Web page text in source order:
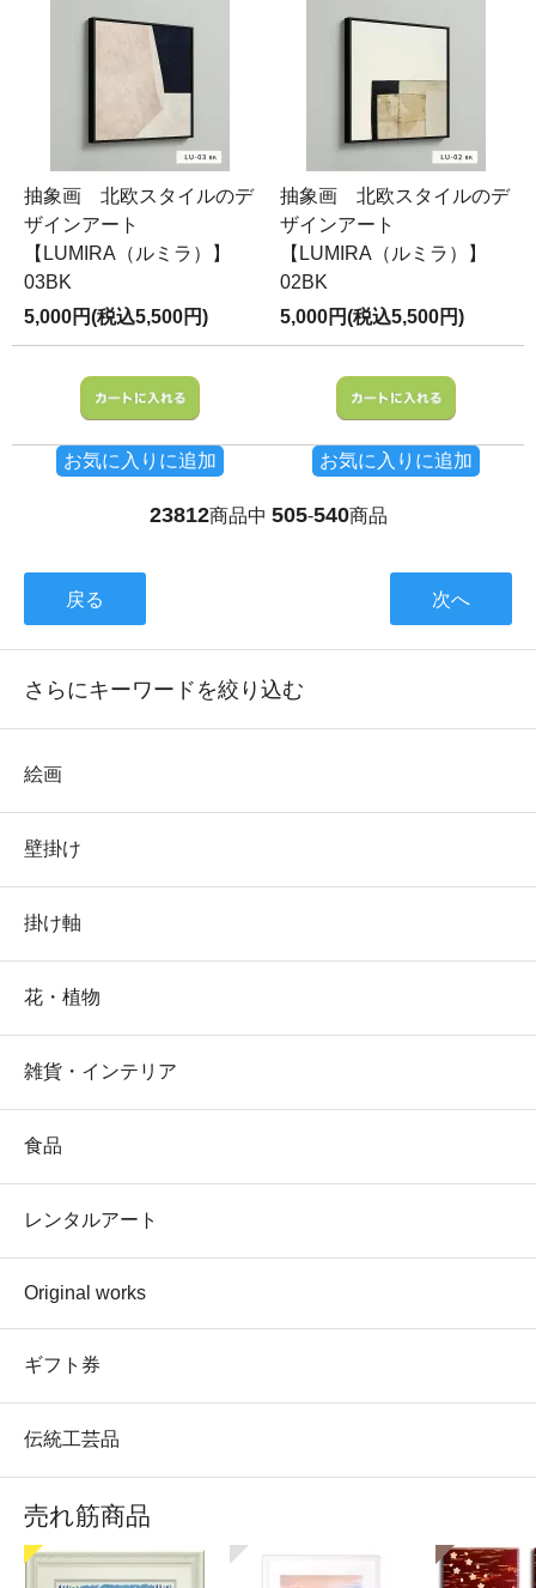
抽象画 北欧スタイルのデ
ザインアート
【LUMIRA（ルミラ）】
03BK
5,000円(税込5,500円)
お気に入りに追加
抽象画 北欧スタイルのデ
ザインアート
【LUMIRA（ルミラ）】
02BK
5,000円(税込5,500円)
お気に入りに追加
23812商品中 505-540商品
戻る 次へ
さらにキーワードを絞り込む
絵画
壁掛け
掛け軸
花・植物
雑貨・インテリア
食品
レンタルアート
Original works
ギフト券
伝統工芸品
売れ筋商品